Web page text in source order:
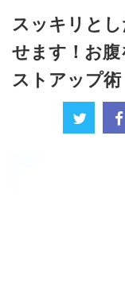
スッキリと
せます！お
ストアップ術